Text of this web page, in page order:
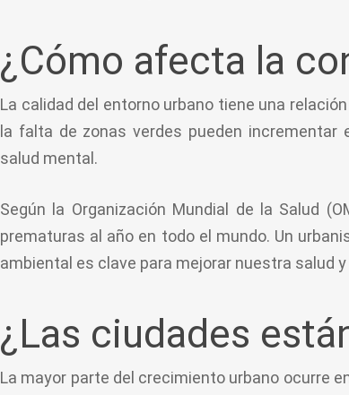
¿Cómo afecta la
La calidad del entorno urbano tiene una
la falta de zonas verdes pueden incrementar
salud mental.
Según la Organización Mundial de la Salud
prematuras al año en todo el mundo. Un
ambiental es clave para mejorar nuestra salud
¿Las ciudades
La mayor parte del crecimiento urbano ocurre